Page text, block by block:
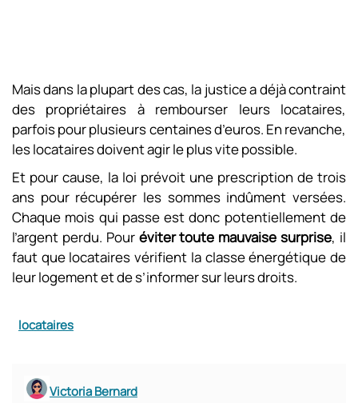
Mais dans la plupart des cas, la justice a déjà contraint
des propriétaires à rembourser leurs locataires,
parfois pour plusieurs centaines d’euros. En revanche,
les locataires doivent agir le plus vite possible.
Et pour cause, la loi prévoit une prescription de trois
ans pour récupérer les sommes indûment versées.
Chaque mois qui passe est donc potentiellement de
l’argent perdu. Pour éviter toute mauvaise surprise, il
faut que locataires vérifient la classe énergétique de
leur logement et de s’informer sur leurs droits.
locataires
Victoria Bernard